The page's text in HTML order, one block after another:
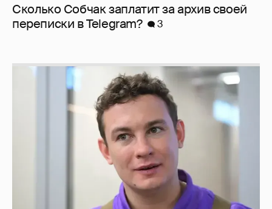
Сколько Собчак заплатит за архив своей
перeписки в Telegram?
3